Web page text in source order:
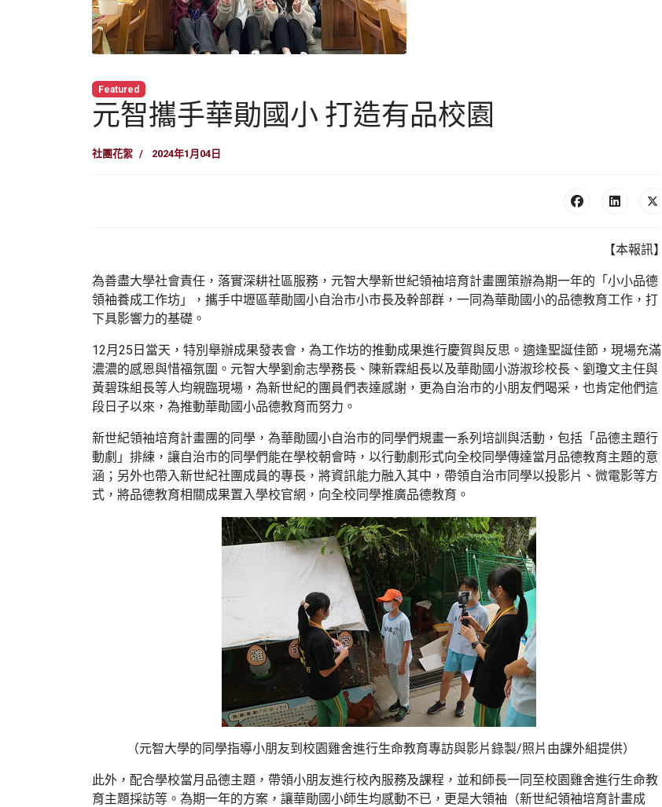
Featured
元智攜手華勛國小 打造有品校園
社團花絮 2024年1月04日
【本報訊】
為善盡大學社會責任，落實深耕社區服務，元智大學新世紀領袖培育計畫團策辦為期一年的「小小品德
領袖養成工作坊」，攜手中壢區華勛國小自治市小市長及幹部群，一同為華勛國小的品德教育工作，打
下具影響力的基礎。
12月25日當天，特別舉辦成果發表會，為工作坊的推動成果進行慶賀與反思。適逢聖誕佳節，現場充滿
濃濃的感恩與惜福氛圍。元智大學劉俞志學務長、陳新霖組長以及華勛國小游淑珍校長、劉瓊文主任與
黃碧珠組長等人均親臨現場，為新世紀的團員們表達感謝，更為自治市的小朋友們喝采，也肯定他們這
段日子以來，為推動華勛國小品德教育而努力。
新世紀領袖培育計畫團的同學，為華勛國小自治市的同學們規畫一系列培訓與活動，包括「品德主題行
動劇」排練，讓自治市的同學們能在學校朝會時，以行動劇形式向全校同學傳達當月品德教育主題的意
涵；另外也帶入新世紀社團成員的專長，將資訊能力融入其中，帶領自治市同學以投影片、微電影等方
式，將品德教育相關成果置入學校官網，向全校同學推廣品德教育。
（元智大學的同學指導小朋友到校園雞舍進行生命教育專訪與影片錄製/照片由課外組提供）
此外，配合學校當月品德主題，帶領小朋友進行校內服務及課程，並和師長一同至校園雞舍進行生命教
育主題採訪等。為期一年的方案，讓華勛國小師生均感動不已，更是大領袖（新世紀領袖培育計畫成